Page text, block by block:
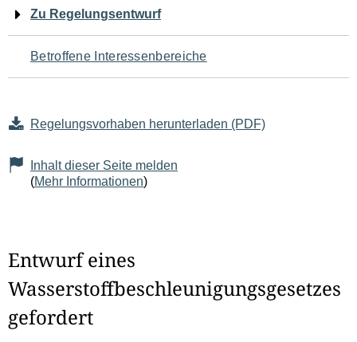
den
Seiteninhalt
Zu Regelungsentwurf
Betroffene Interessenbereiche
Regelungsvorhaben herunterladen (PDF)
Inhalt dieser Seite melden
(Mehr Informationen)
Entwurf eines
Wasserstoffbeschleunigungsgesetzes
gefordert